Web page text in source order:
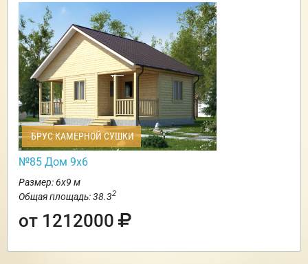
БРУС КАМЕРНОЙ СУШКИ
№85 Дом 9х6
Размер: 6х9 м
Общая площадь: 38.32
от 1212000